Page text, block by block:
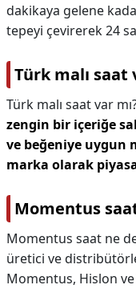
dakikaya gelene
tepeyi çevirerek 24
Türk malı saat
Türk malı saat var
zengin bir içeriğe
ve beğeniye uygun
marka olarak
Momentus
Momentus saat ne
üretici ve
Momentus, Hislon ve